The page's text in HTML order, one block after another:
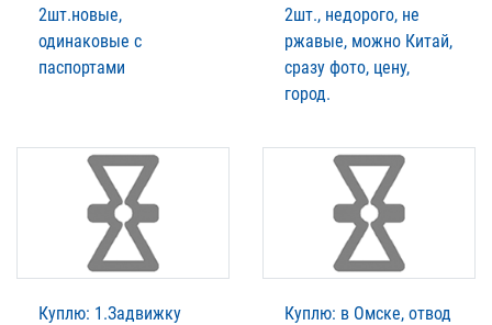
2шт.новые,
одинаковые с
паспортами
2шт., недорого, не
ржавые, можно Китай,
сразу фото, цену,
город.
Куплю: 1.Задвижку
Куплю: в Омске, отвод